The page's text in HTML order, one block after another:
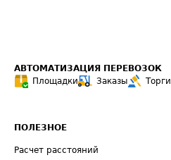
АВТОМАТИЗАЦИЯ ПЕРЕВОЗОК
Площадки
Заказы Торги
ПОЛЕЗНОЕ
Расчет расстояний